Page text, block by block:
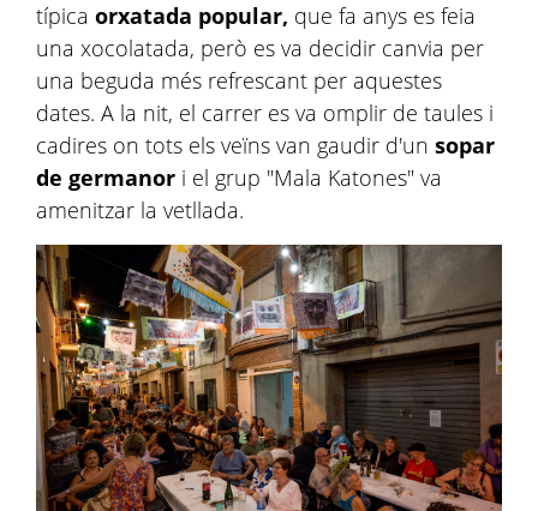
típica orxatada popular, que fa anys es feia
una xocolatada, però es va decidir canvia per
una beguda més refrescant per aquestes
dates. A la nit, el carrer es va omplir de taules i
cadires on tots els veïns van gaudir d'un sopar
de germanor i el grup "Mala Katones" va
amenitzar la vetllada.